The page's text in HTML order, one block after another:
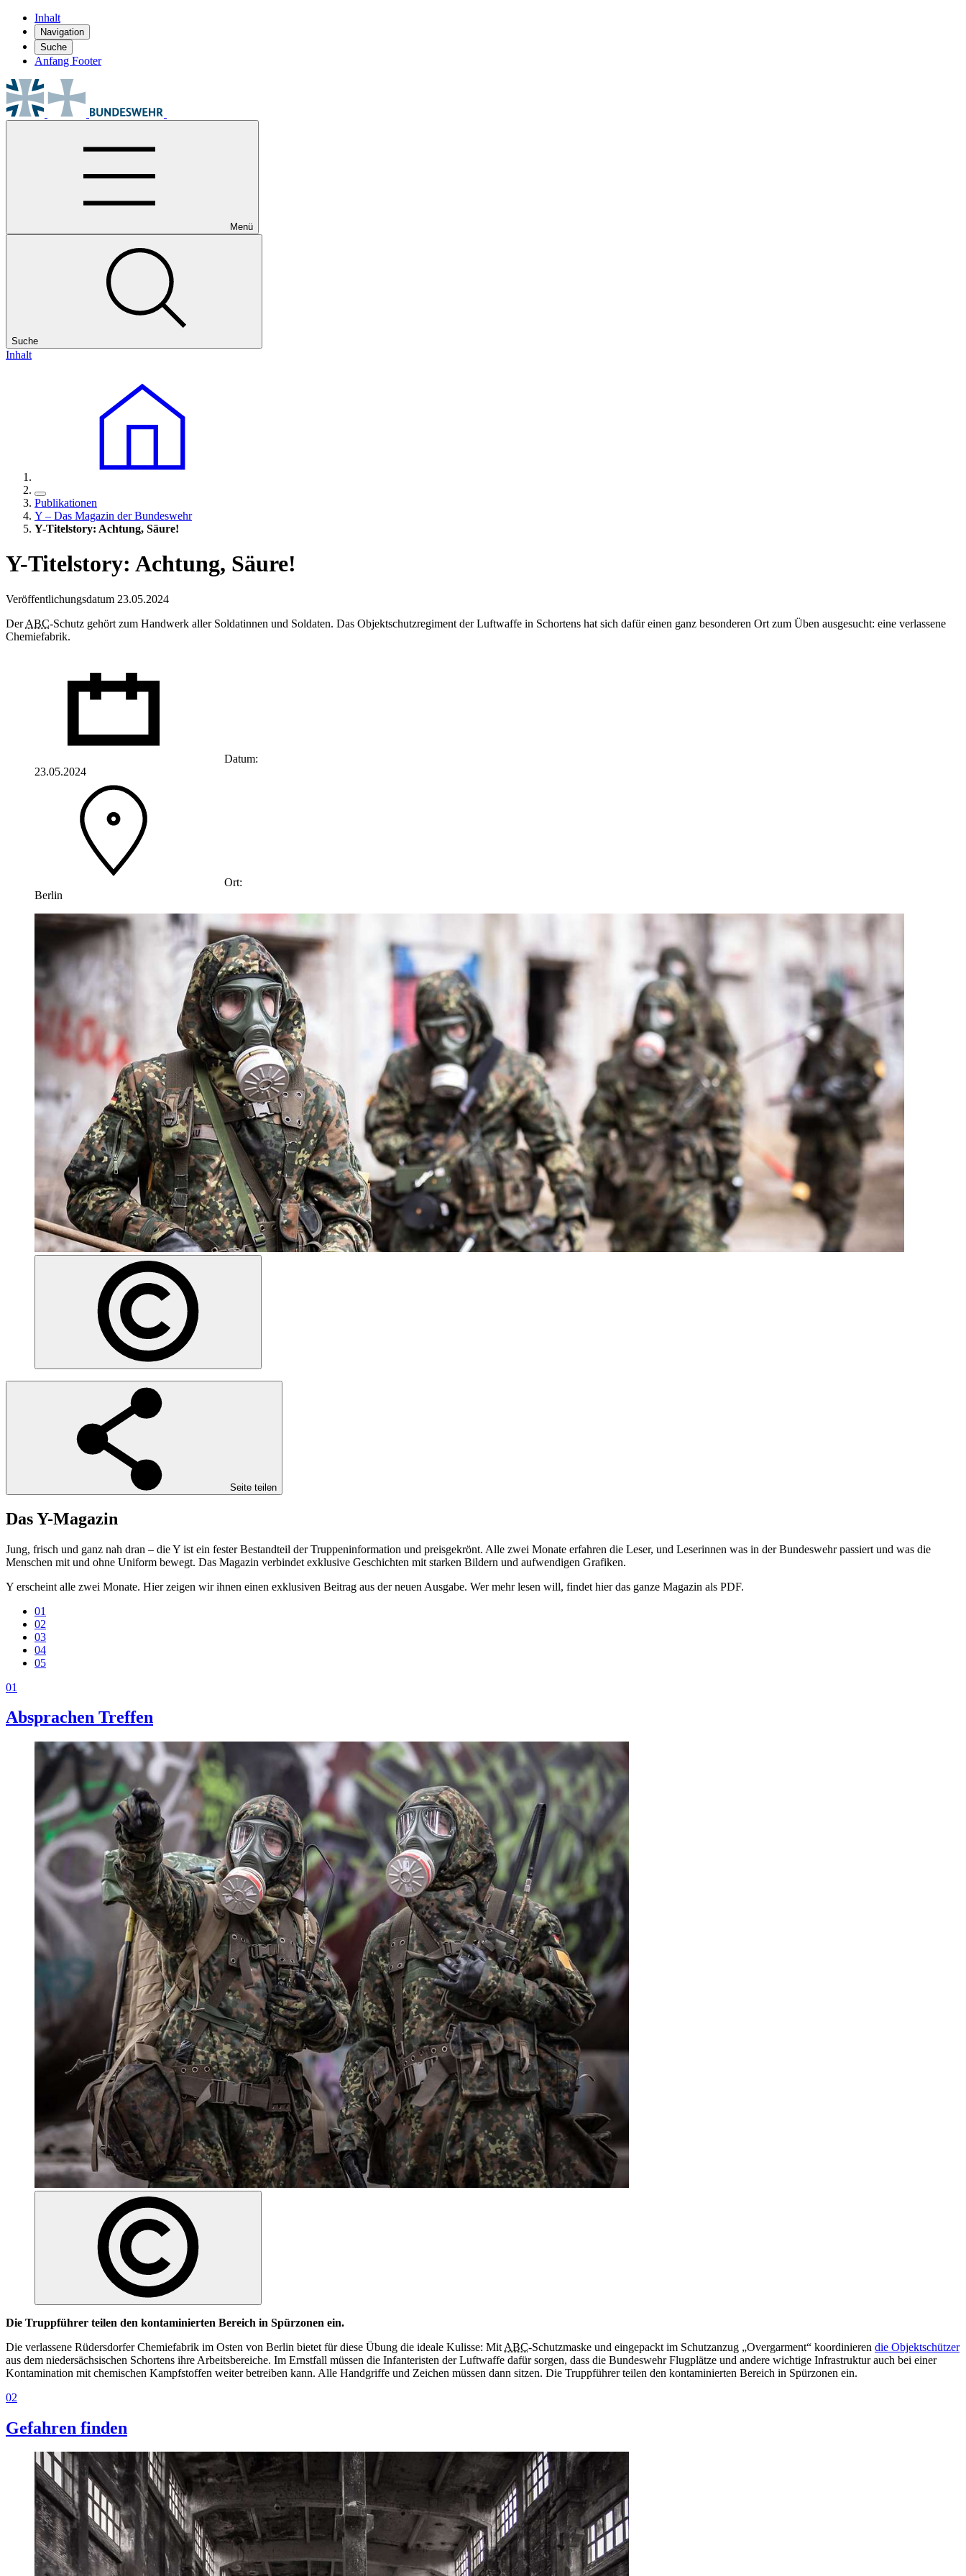
Inhalt
Navigation
Suche
Anfang Footer
Menü
Suche
Inhalt
Publikationen
Y – Das Magazin der Bundeswehr
Y-Titelstory: Achtung, Säure!
Y-Titelstory: Achtung, Säure!
Veröffentlichungsdatum 23.05.2024
DerABC-Schutz gehört zum Handwerk aller Soldatinnen und Soldaten. Das Objektschutzregiment der Luftwaffe in Schortens hat sich dafür einen ganz besonderen Ort zum Üben ausgesucht: eine verlassene
Chemiefabrik.
Datum:
23.05.2024
Ort:
Berlin
Seite teilen
Das Y-Magazin
Jung, frisch und ganz nah dran – die Y ist ein fester Bestandteil der Truppeninformation und preisgekrönt. Alle zwei Monate erfahren die Leser, und Leserinnen was in der Bundeswehr passiert und was die
Menschen mit und ohne Uniform bewegt. Das Magazin verbindet exklusive Geschichten mit starken Bildern und aufwendigen Grafiken.
Y erscheint alle zwei Monate. Hier zeigen wir ihnen einen exklusiven Beitrag aus der neuen Ausgabe. Wer mehr lesen will, findet hier das ganze Magazin als PDF.
01
02
03
04
05
01
Absprachen Treffen
Die Truppführer teilen den kontaminierten Bereich in Spürzonen ein.
Die verlassene Rüdersdorfer Chemiefabrik im Osten von Berlin bietet für diese Übung die ideale Kulisse: Mit ABC-Schutzmaske und eingepackt im Schutzanzug „Overgarment“ koordinieren die Objektschützer
aus dem niedersächsischen Schortens ihre Arbeitsbereiche. Im Ernstfall müssen die Infanteristen der Luftwaffe dafür sorgen, dass die Bundeswehr Flugplätze und andere wichtige Infrastruktur auch bei einer
Kontamination mit chemischen Kampfstoffen weiter betreiben kann. Alle Handgriffe und Zeichen müssen dann sitzen. Die Truppführer teilen den kontaminierten Bereich in Spürzonen ein.
02
Gefahren finden